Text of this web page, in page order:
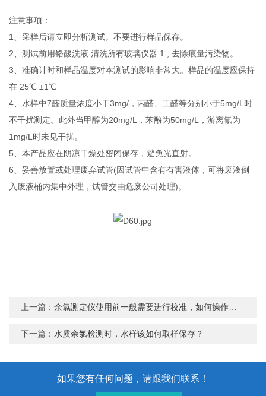
注意事项：
1、采样后请立即分析测试。不要进行样品保存。
2、测试前用铬酸洗液 清洗所有玻璃仪器 1 , 去除痕量污染物。
3、准确计时和样品温度对本测试的影响非常大。样品的温度应保持
在 25℃ ±1℃
4、水样中7醛质量浓度小干3mg/，丙醛、工醛等分别小于5mg/L时
不干扰测定。此外当甲醇为20mg/L，苯酚为50mg/L，游离氰为
1mg/L时未见干扰。
5、本产品应在阴凉干燥处密闭保存，避免光直射。
6、妥善放置或处理废弃试管(因试管中含有有害液体，可将废液倒
入废液桶内集中外理，试管交由危废公司处理)。
上一篇：余氯测定仪使用前一般需要进行校准，如何操作迪特西与您分享
下一篇：水质余氯检测时，水样该如何取样保存？
如果您有任何问题，请跟我们联系！